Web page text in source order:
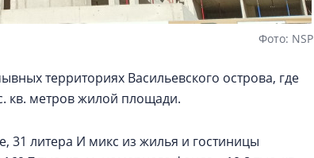
Фото: NSP
территориях Васильевского острова, где
кв. метров жилой площади.
31 литера И микс из жилья и гостиницы